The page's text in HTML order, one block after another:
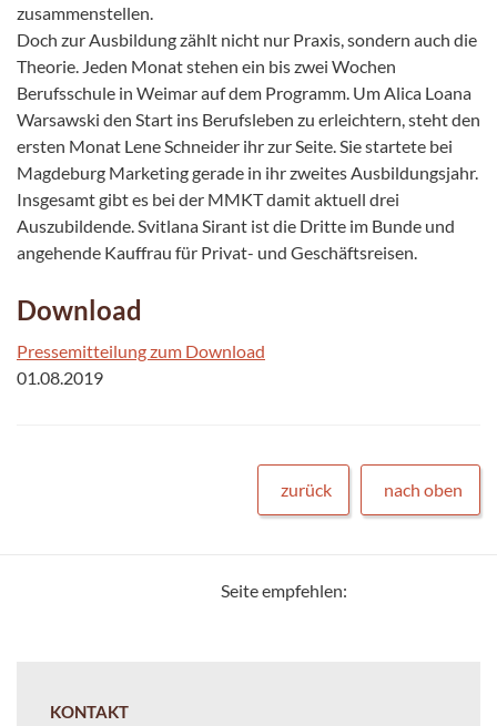
zusammenstellen.
Doch zur Ausbildung zählt nicht nur Praxis, sondern auch die
Theorie. Jeden Monat stehen ein bis zwei Wochen
Berufsschule in Weimar auf dem Programm. Um Alica Loana
Warsawski den Start ins Berufsleben zu erleichtern, steht den
ersten Monat Lene Schneider ihr zur Seite. Sie startete bei
Magdeburg Marketing gerade in ihr zweites Ausbildungsjahr.
Insgesamt gibt es bei der MMKT damit aktuell drei
Auszubildende. Svitlana Sirant ist die Dritte im Bunde und
angehende Kauffrau für Privat- und Geschäftsreisen.
Download
Pressemitteilung zum Download
01.08.2019
zurück nach oben
Seite empfehlen:
KONTAKT